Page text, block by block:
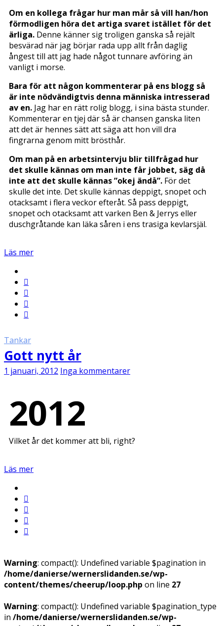
Om en kollega frågar hur man mår så vill han/hon
förmodligen höra det artiga svaret istället för det
ärliga. Denne känner sig troligen ganska så rejält
besvärad när jag börjar rada upp allt från daglig
ångest till att jag hade något tunnare avföring än
vanligt i morse.
Bara för att någon kommenterar på ens blogg så
är inte nödvändigtvis denna människa intresserad
av en. Jag har en rätt rolig blogg, i sina bästa stunder.
Kommenterar en tjej där så är chansen ganska liten
att det är hennes sätt att säga att hon vill dra
fingrarna genom mitt brösthår.
Om man på en arbetsintervju blir tillfrågad hur
det skulle kännas om man inte får jobbet, säg då
inte att det skulle kännas ”okej ändå”. För det
skulle det inte. Det skulle kännas deppigt, snopet och
otacksamt i flera veckor efteråt. Så pass deppigt,
snopet och otacksamt att varken Ben & Jerrys eller
duschgråtande kan läka såren i ens trasiga kevlarsjäl.
Läs mer
Tankar
Gott nytt år
1 januari, 2012 Inga kommentarer
2012
Vilket år det kommer att bli, right?
Läs mer
Warning: compact(): Undefined variable $pagination in
/home/danierse/wernerslidanden.se/wp-
content/themes/cheerup/loop.php on line 27
Warning: compact(): Undefined variable $pagination_type
in /home/danierse/wernerslidanden.se/wp-